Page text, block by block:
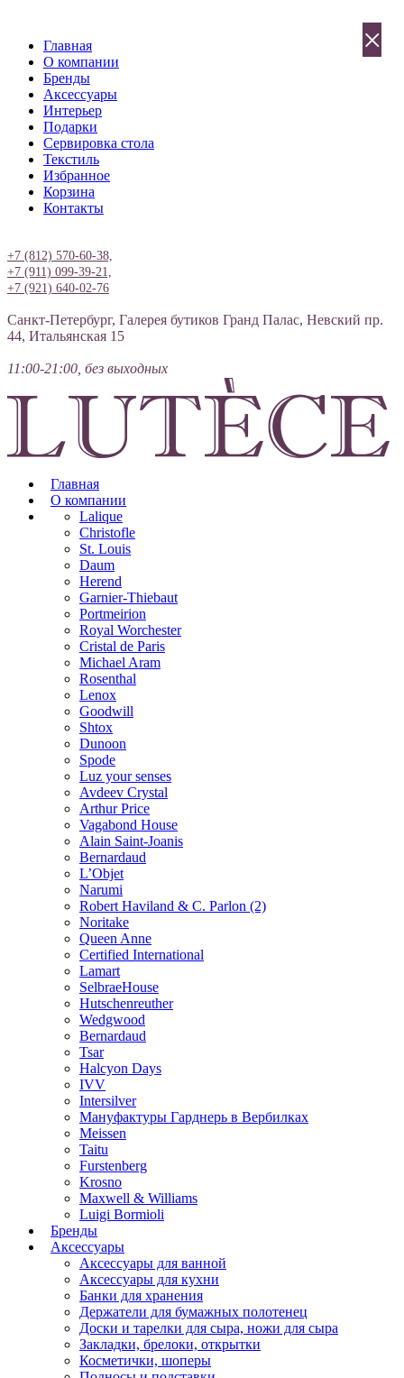
Главная
О компании
Бренды
Аксессуары
Интерьер
Подарки
Сервировка стола
Текстиль
Избранное
Корзина
Контакты
+7 (812) 570-60-38,
+7 (911) 099-39-21,
+7 (921) 640-02-76
Санкт-Петербург, Галерея бутиков Гранд Палас, Невский пр.
44, Итальянская 15
11:00-21:00, без выходных
Главная
О компании
Lalique
Christofle
St. Louis
Daum
Herend
Garnier-Thiebaut
Portmeirion
Royal Worchester
Cristal de Paris
Michael Aram
Rosenthal
Lenox
Goodwill
Shtox
Dunoon
Spode
Luz your senses
Avdeev Crystal
Arthur Price
Vagabond House
Alain Saint-Joanis
Bernardaud
L’Objet
Narumi
Robert Haviland & C. Parlon (2)
Noritakе
Queen Anne
Certified International
Lamart
SelbraeHouse
Hutschenreuther
Wedgwood
Bernardaud
Tsar
Halcyon Days
IVV
Intersilver
Мануфактуры Гарднерь в Вербилках
Meissen
Taitu
Furstenberg
Krosno
Maxwell & Williams
Luigi Bormioli
Бренды
Аксессуары
Аксессуары для ванной
Аксессуары для кухни
Банки для хранения
Держатели для бумажных полотенец
Доски и тарелки для сыра, ножи для сыра
Закладки, брелоки, открытки
Косметички, шоперы
×